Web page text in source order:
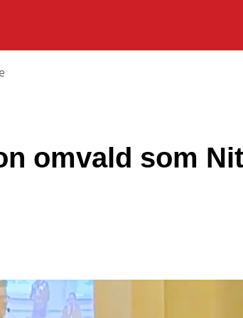
omvald som